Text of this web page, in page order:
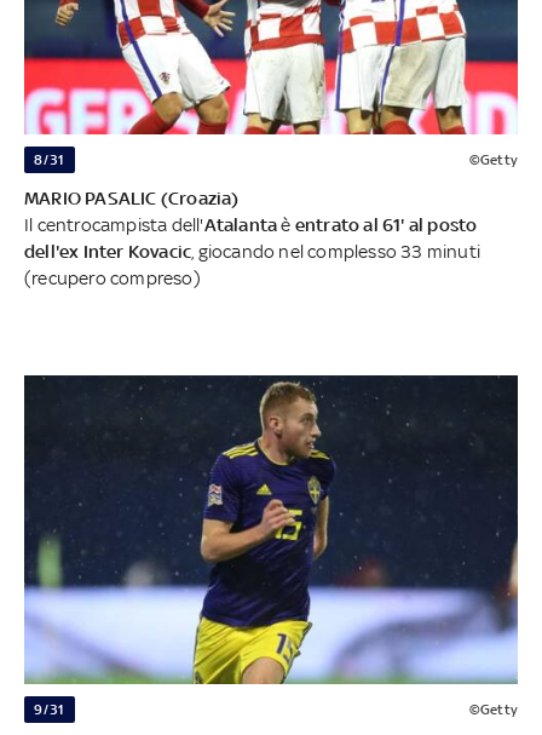
8/31 ©Getty
MARIO PASALIC (Croazia)
Il centrocampista dell'Atalantaè entrato al 61' al posto
dell'ex Inter Kovacic , giocando nel complesso 33 minuti
(recupero compreso)
9/31 ©Getty